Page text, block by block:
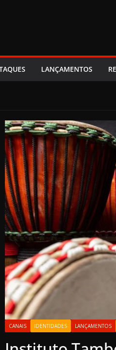
LANÇAMENTOS
CANAIS IDENTIDADES LANÇAMENTOS